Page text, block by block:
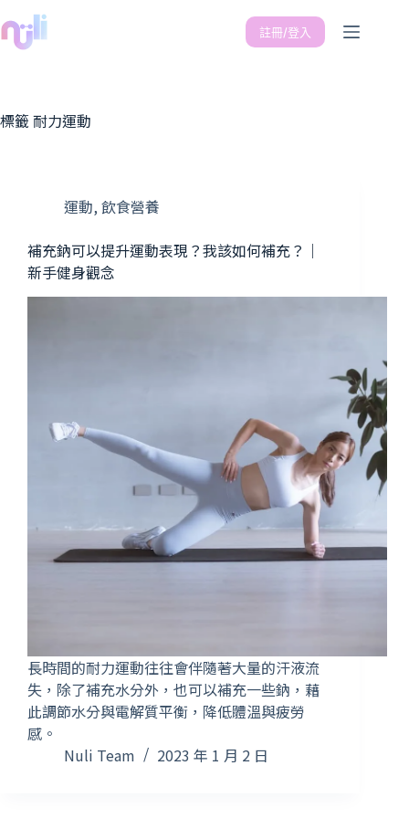
註冊/登入
標籤 耐力運動
運動, 飲食營養
補充鈉可以提升運動表現？我該如何補充？｜
新手健身觀念
長時間的耐力運動往往會伴隨著大量的汗液流
失，除了補充水分外，也可以補充一些鈉，藉
此調節水分與電解質平衡，降低體溫與疲勞
感。
Nuli Team
2023 年 1 月 2 日